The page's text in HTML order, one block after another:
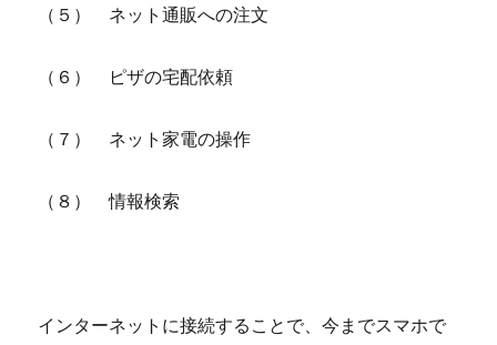
（５） ネット通販への注文
（６） ピザの宅配依頼
（７） ネット家電の操作
（８） 情報検索
インターネットに接続することで、今までスマホで